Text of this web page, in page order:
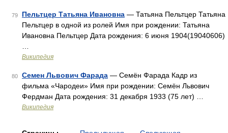
79 Пельтцер Татьяна Ивановна — Татьяна Пельтцер Татьяна
Пельтцер в одной из ролей Имя при рождении: Татьяна
Ивановна Пельтцер Дата рождения: 6 июня 1904(19040606)
Википедия
80 Семен Львович Фарада — Семён Фарада Кадр из
фильма «Чародеи» Имя при рождении: Семён Львович
Фердман Дата рождения: 31 декабря 1933 (75 лет) …
Википедия